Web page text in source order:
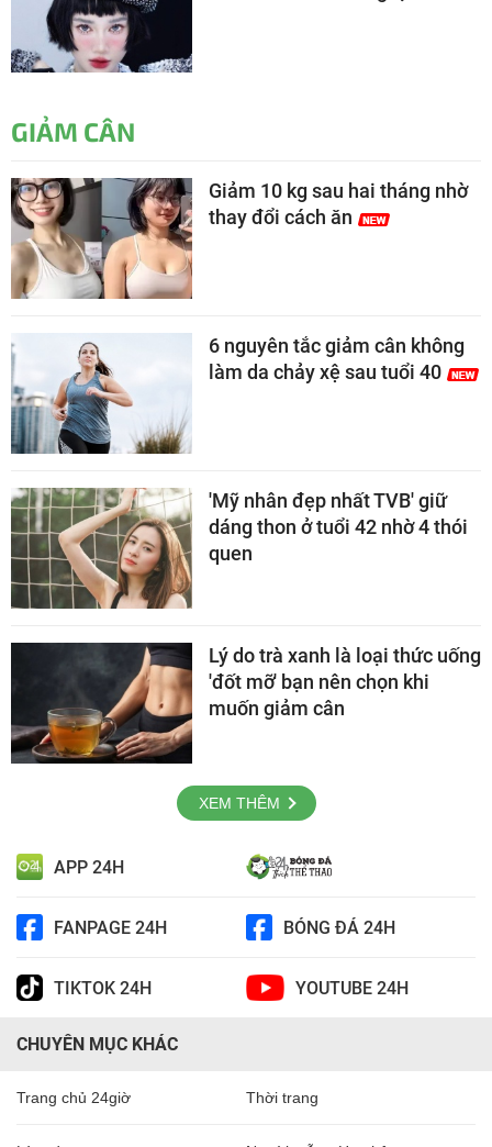
GIẢM CÂN
Giảm 10 kg sau hai tháng nhờ
thay đổi cách ăn
6 nguyên tắc giảm cân không
làm da chảy xệ sau tuổi 40
'Mỹ nhân đẹp nhất TVB' giữ
dáng thon ở tuổi 42 nhờ 4 thói
quen
Lý do trà xanh là loại thức uống
'đốt mỡ' bạn nên chọn khi
muốn giảm cân
XEM THÊM
APP 24H
FANPAGE 24H BÓNG ĐÁ 24H
TIKTOK 24H YOUTUBE 24H
CHUYÊN MỤC KHÁC
Trang chủ 24giờ Thời trang